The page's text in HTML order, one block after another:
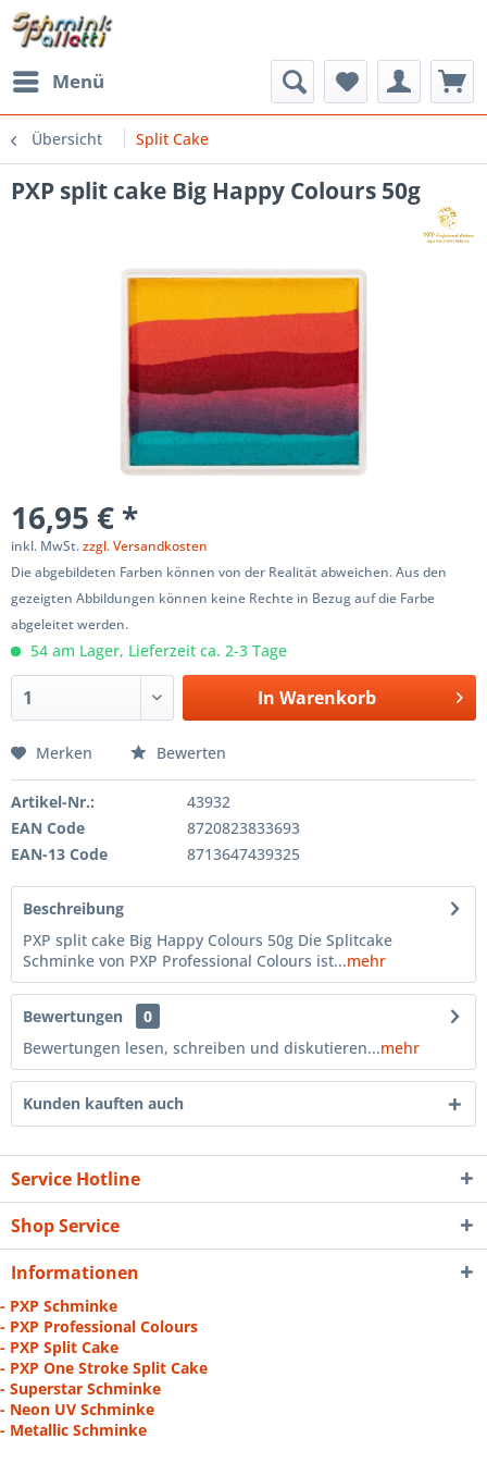
Menü
Übersicht Split Cake
PXP split cake Big Happy Colours 50g
16,95 € *
inkl. MwSt.zzgl. Versandkosten
Die abgebildeten Farben können von der Realität abweichen. Aus den
gezeigten Abbildungen können keine Rechte in Bezug auf die Farbe
abgeleitet werden.
54 am Lager, Lieferzeit ca. 2-3 Tage
In Warenkorb
Merken Bewerten
Artikel-Nr.:
43932
EAN Code
8720823833693
EAN-13 Code
8713647439325
Beschreibung
PXP split cake Big Happy Colours 50g Die Splitcake
Schminke von PXP Professional Colours ist...mehr
Bewertungen
0
Bewertungen lesen, schreiben und diskutieren...mehr
Kunden kauften auch
Service Hotline
Shop Service
Informationen
- PXP Schminke
- PXP Professional Colours
- PXP Split Cake
- PXP One Stroke Split Cake
- Superstar Schminke
- Neon UV Schminke
- Metallic Schminke